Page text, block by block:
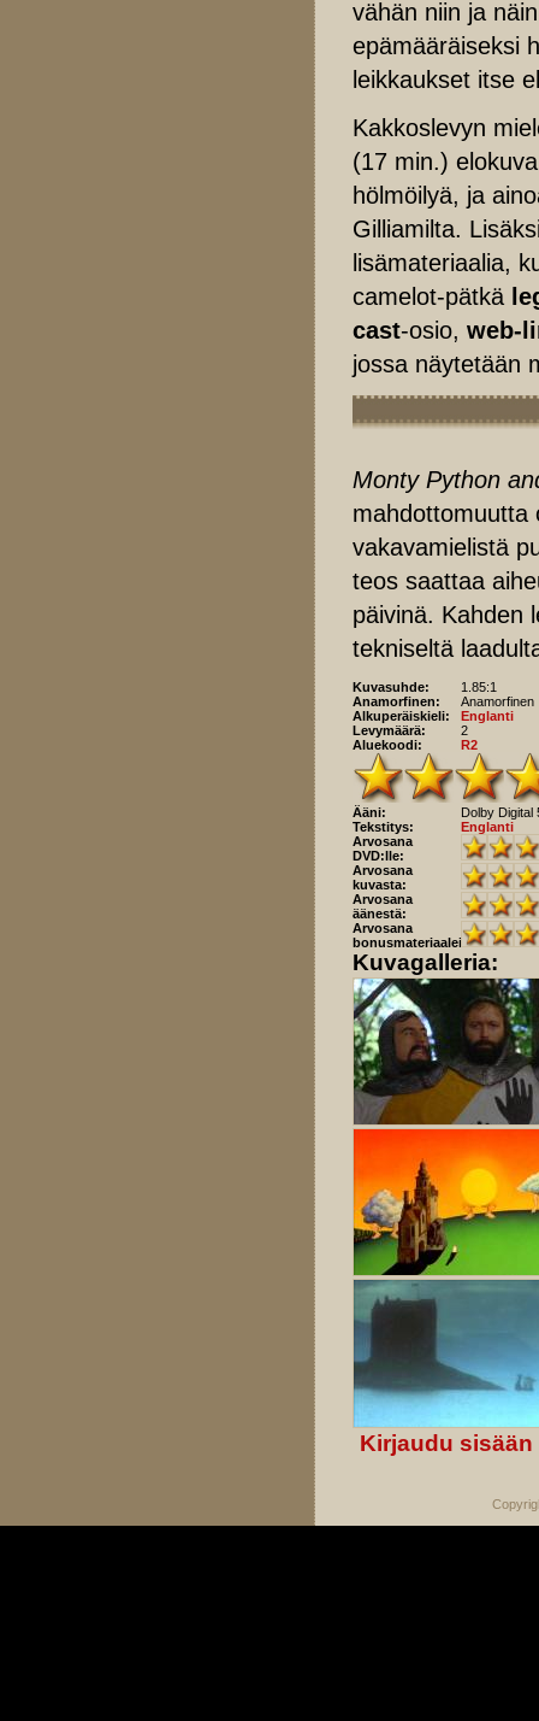
vähän niin ja
epämääräiseksi
leikkaukset itse
Kakkoslevyn
(17 min.)
hölmöilyä, ja
Gilliamilta.
lisämateriaalia,
camelot-pätkä
cast-osio, web-
jossa näytetään
Monty Python
mahdottomuutta
vakavamielistä
teos saattaa
päivinä. Kahden
tekniseltä
Kuvasuhde:
1.85:1
Anamorfinen:
Anamorfinen
Alkuperäiskieli:
Englanti
Levymäärä:
2
Aluekoodi:
R2
Ääni:
Dolby Digital
Tekstitys:
Englanti
Arvosana
DVD:lle:
Arvosana
kuvasta:
Arvosana
äänestä:
Arvosana
bonusmateriaaleista:
Kuvagalleria:
Kirjaudu sisään